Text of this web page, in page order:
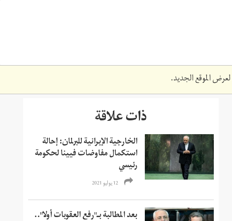
لعرض الموقع الجديد.
ذات علاقة
الخارجية الإيرانية للبرلمان: إحالة
استكمال مفاوضات فيينا لحكومة
رئيسي
12 يوليو 2021
بعد المطالبة بـ"رفع العقوبات أولا"..